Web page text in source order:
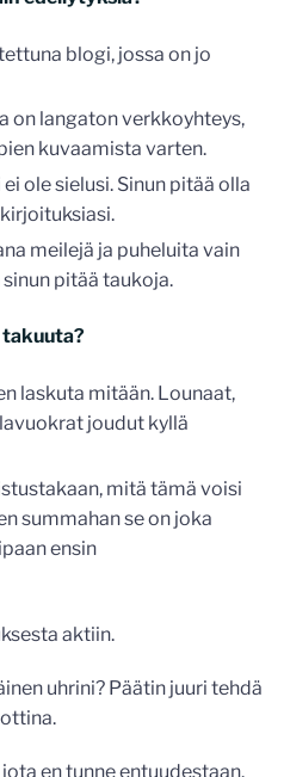
blogi, jossa on jo
on langaton verkkoyhteys,
kuvaamista varten.
ole sielusi. Sinun pitää olla
meilejä ja puheluita vain
pitää taukoja.
takuuta?
laskuta mitään. Lounaat,
joudut kyllä
mitä tämä voisi
summahan se on joka
ensin
aktiin.
uhrini? Päätin juuri tehdä
en tunne entuudestaan.